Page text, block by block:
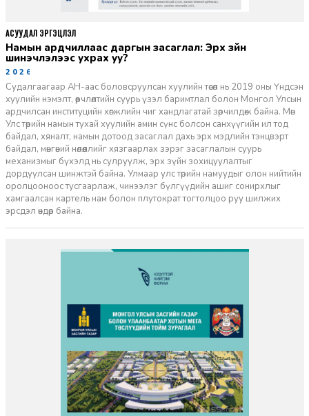
Намын ардчиллаас даргын засаглал: Эрх зүйн
шинэчлэлээс ухрах уу?
2026-07-08
Судалгаагаар АН-аас боловсруулсан хуулийн төсөл нь 2019 оны Үндсэн
хуулийн нэмэлт, өөрчлөлтийн суурь үзэл баримтлал болон Монгол Улсын
ардчилсан институцийн хөгжлийн чиг хандлагатай зөрчилдөж байна. Мөн
Улс төрийн намын тухай хуулийн амин сүнс болсон санхүүгийн ил тод
байдал, хяналт, намын дотоод засаглал дахь эрх мэдлийн тэнцвэрт
байдал, мөнгөний нөлөөллийг хязгаарлах зэрэг засаглалын суурь
механизмыг бүхэлд нь сулруулж, эрх зүйн зохицуулалтыг
дордуулсан шинжтэй байна. Улмаар улс төрийн намуудыг олон нийтийн
оролцооноос тусгаарлаж, чинээлэг бүлгүүдийн ашиг сонирхлыг
хамгаалсан картель нам болон плутократ тогтолцоо руу шилжих
эрсдэл өндөр байна.
АСУУДАЛ ЭРГЭЦҮҮЛЭЛ